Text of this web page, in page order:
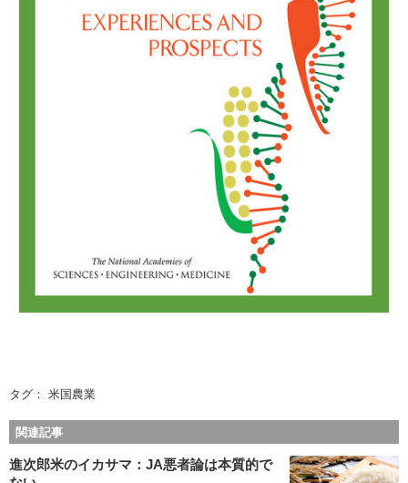
タグ： 米国農業
関連記事
進次郎米のイカサマ：JA悪者論は本質的で